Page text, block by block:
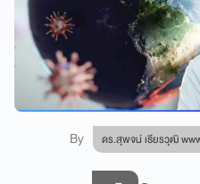
By ดร.สุพจน์ เธียรวุฒิ